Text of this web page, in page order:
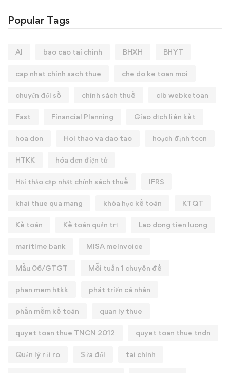
Popular Tags
AI bao cao tai chinh BHXH BHYT
cap nhat chinh sach thue che do ke toan moi
chuyển đổi số chính sách thuế clb webketoan
Fast Financial Planning Giao dịch liên kết
hoa don Hoi thao va dao tao hoạch định tccn
HTKK hóa đơn điện tử
Hội thảo cập nhật chính sách thuế IFRS
khai thue qua mang khóa học kế toán KTQT
Kế toán Kế toán quản trị Lao dong tien luong
maritime bank MISA meInvoice
Mẫu 06/GTGT Mỗi tuần 1 chuyên đề
phan mem htkk phát triển cá nhân
phần mềm kế toán quan ly thue
quyet toan thue TNCN 2012 quyet toan thue tndn
Quản lý rủi ro Sửa đổi tai chinh